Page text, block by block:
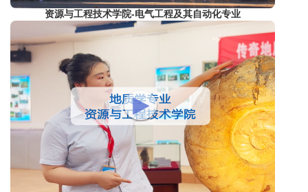
资源与工程技术学院-电气工程及其自动化专业